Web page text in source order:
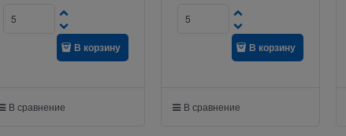
В корзину
В сравнение
В корзину
В сравнение